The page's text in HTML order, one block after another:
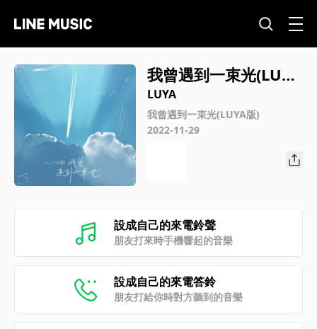
我曾遇到一束光(LUYA
版)
LUYA
我曾遇到一束光(LUYA版)
2022-11-29
設成自己的來電鈴聲
朋友打來時手機響起的音樂
設成自己的來電答鈴
朋友打給你時對方聽到的音樂